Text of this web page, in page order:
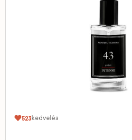
523kedvelés